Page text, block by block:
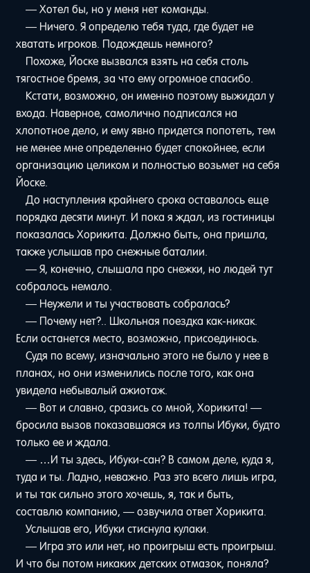
— Хотел бы, но у меня нет команды.
— Ничего. Я определю тебя туда, где будет не
хватать игроков. Подождешь немного?
Похоже, Йоске вызвался взять на себя столь
тягостное бремя, за что ему огромное спасибо.
Кстати, возможно, он именно поэтому выжидал у
входа. Наверное, самолично подписался на
хлопотное дело, и ему явно придется попотеть, тем
не менее мне определенно будет спокойнее, если
организацию целиком и полностью возьмет на себя
Йоске.
До наступления крайнего срока оставалось еще
порядка десяти минут. И пока я ждал, из гостиницы
показалась Хорикита. Должно быть, она пришла,
также услышав про снежные баталии.
— Я, конечно, слышала про снежки, но людей тут
собралось немало.
— Неужели и ты участвовать собралась?
— Почему нет?.. Школьная поездка как-никак.
Если останется место, возможно, присоединюсь.
Судя по всему, изначально этого не было у нее в
планах, но они изменились после того, как она
увидела небывалый ажиотаж.
— Вот и славно, сразись со мной, Хорикита! —
бросила вызов показавшаяся из толпы Ибуки, будто
только ее и ждала.
— …И ты здесь, Ибуки-сан? В самом деле, куда я,
туда и ты. Ладно, неважно. Раз это всего лишь игра,
и ты так сильно этого хочешь, я, так и быть,
составлю компанию, — озвучила ответ Хорикита.
Услышав его, Ибуки стиснула кулаки.
— Игра это или нет, но проигрыш есть проигрыш.
И что бы потом никаких детских отмазок, поняла?